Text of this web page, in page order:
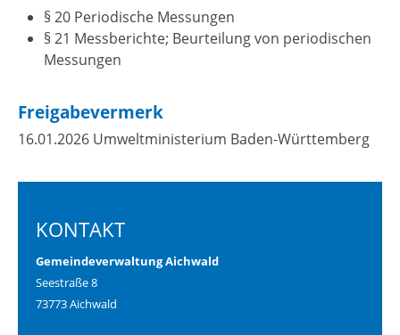
§ 20 Periodische Messungen
§ 21 Messberichte; Beurteilung von periodischen
Messungen
Freigabevermerk
16.01.2026 Umweltministerium Baden-Württemberg
KONTAKT
Gemeindeverwaltung Aichwald
Seestraße 8
73773 Aichwald